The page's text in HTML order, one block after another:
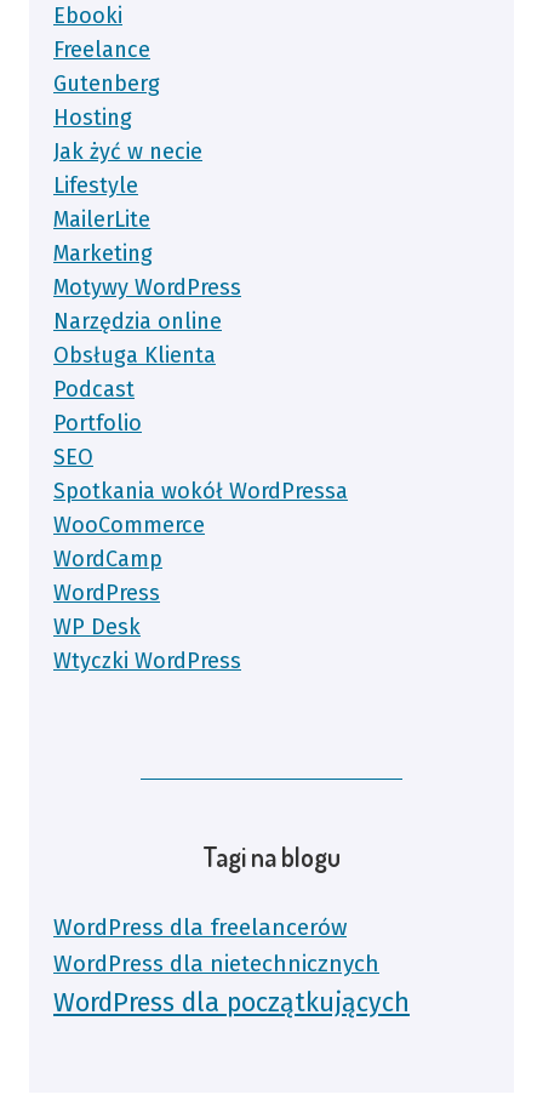
Ebooki
Freelance
Gutenberg
Hosting
Jak żyć w necie
Lifestyle
MailerLite
Marketing
Motywy WordPress
Narzędzia online
Obsługa Klienta
Podcast
Portfolio
SEO
Spotkania wokół WordPressa
WooCommerce
WordCamp
WordPress
WP Desk
Wtyczki WordPress
Tagi na blogu
WordPress dla freelancerów
WordPress dla nietechnicznych
WordPress dla początkujących